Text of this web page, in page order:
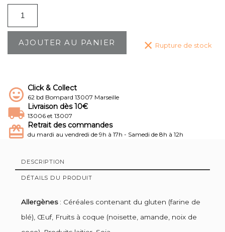
AJOUTER AU PANIER Rupture de stock
Click & Collect
62 bd Bompard 13007 Marseille
Livraison dès 10€
13006 et 13007
Retrait des commandes
du mardi au vendredi de 9h à 17h - Samedi de 8h à 12h
DESCRIPTION
DÉTAILS DU PRODUIT
Allergènes: Céréales contenant du gluten (farine de
blé), Œuf, Fruits à coque (noisette, amande, noix de